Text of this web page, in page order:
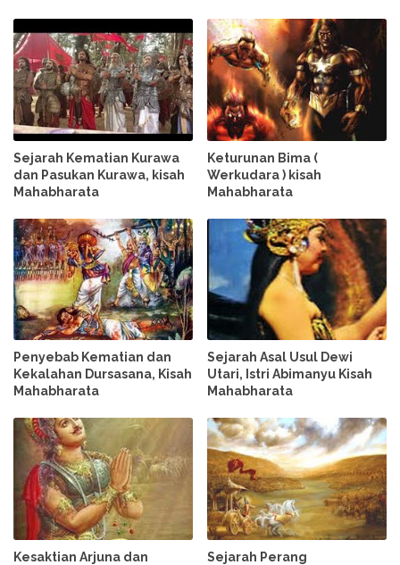
Sejarah Kematian Kurawa
dan Pasukan Kurawa, kisah
Mahabharata
Keturunan Bima (
Werkudara ) kisah
Mahabharata
Penyebab Kematian dan
Kekalahan Dursasana, Kisah
Mahabharata
Sejarah Asal Usul Dewi
Utari, Istri Abimanyu Kisah
Mahabharata
Kesaktian Arjuna dan
Sejarah Perang